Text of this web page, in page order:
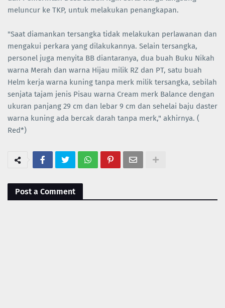
meluncur ke TKP, untuk melakukan penangkapan.
"Saat diamankan tersangka tidak melakukan perlawanan dan
mengakui perkara yang dilakukannya. Selain tersangka,
personel juga menyita BB diantaranya, dua buah Buku Nikah
warna Merah dan warna Hijau milik RZ dan PT, satu buah
Helm kerja warna kuning tanpa merk milik tersangka, sebilah
senjata tajam jenis Pisau warna Cream merk Balance dengan
ukuran panjang 29 cm dan lebar 9 cm dan sehelai baju daster
warna kuning ada bercak darah tanpa merk," akhirnya. (
Red*)
Post a Comment